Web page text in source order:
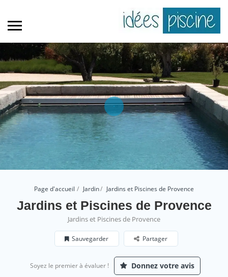
Page d'accueil Jardin Jardins et Piscines de Provence
Jardins et Piscines de Provence
Jardins et Piscines de Provence
Sauvegarder Partager
Soyez le premier à évaluer ! Donnez votre avis